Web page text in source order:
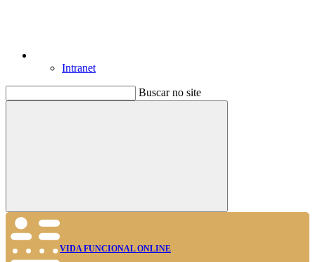
Intranet
Buscar no site
Buscar
VIDA FUNCIONAL ONLINE